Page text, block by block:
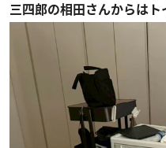
三四郎の相田さんからは